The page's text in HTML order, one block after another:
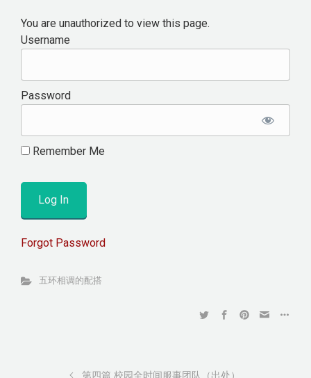
You are unauthorized to view this page.
Username
Password
Remember Me
Forgot Password
五环相调的配搭